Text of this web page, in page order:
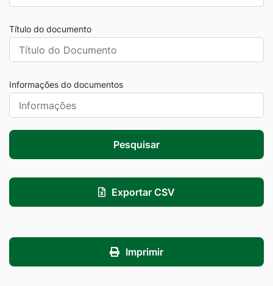
Título do documento
Informações do documentos
Pesquisar
Exportar CSV
Imprimir